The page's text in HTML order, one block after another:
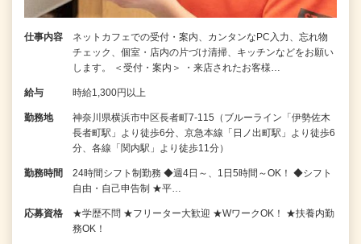
仕事内容
ネットカフェでの受付・案内、カンタンなPC入力、忘れ物
チェック、個室・店内の片づけ清掃、キッチンなどをお願い
します。 ＜受付・案内＞ ・来店されたお客様…
給与 時給1,300円以上
勤務地
神奈川県横浜市中区長者町7-115（ブルーライン「伊勢佐木
長者町駅」より徒歩6分、京急本線「日ノ出町駅」より徒歩6
分、各線「関内駅」より徒歩11分）
勤務時間
24時間シフト制勤務 ◆週4日～、1日5時間～OK！ ◆シフト
自由・自己申告制 ★平…
応募資格
★学歴不問 ★フリーター大歓迎 ★WワークOK！ ★扶養内勤
務OK！